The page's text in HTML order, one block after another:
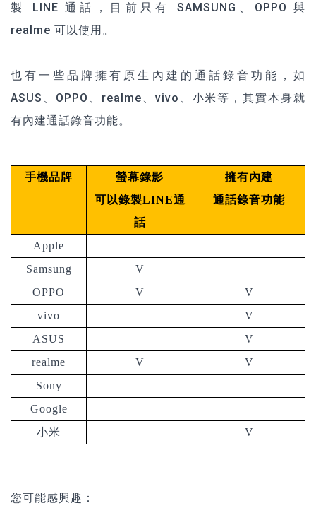
製 LINE 通話，目前只有 SAMSUNG、OPPO 與
realme 可以使用。
也有一些品牌擁有原生內建的通話錄音功能，如
ASUS、OPPO、realme、vivo、小米等，其實本身就
有內建通話錄音功能。
手機品牌
螢幕錄影
可以錄製LINE通
話
擁有內建
通話錄音功能
Apple
Samsung
V
OPPO
V
V
vivo
V
ASUS
V
realme
V
V
Sony
Google
小米
V
您可能感興趣：